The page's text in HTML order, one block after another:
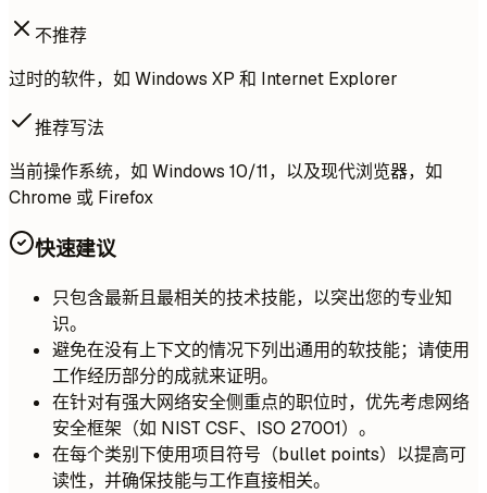
不推荐
过时的软件，如 Windows XP 和 Internet Explorer
推荐写法
当前操作系统，如 Windows 10/11，以及现代浏览器，如
Chrome 或 Firefox
快速建议
只包含最新且最相关的技术技能，以突出您的专业知
识。
避免在没有上下文的情况下列出通用的软技能；请使用
工作经历部分的成就来证明。
在针对有强大网络安全侧重点的职位时，优先考虑网络
安全框架（如 NIST CSF、ISO 27001）。
在每个类别下使用项目符号（bullet points）以提高可
读性，并确保技能与工作直接相关。